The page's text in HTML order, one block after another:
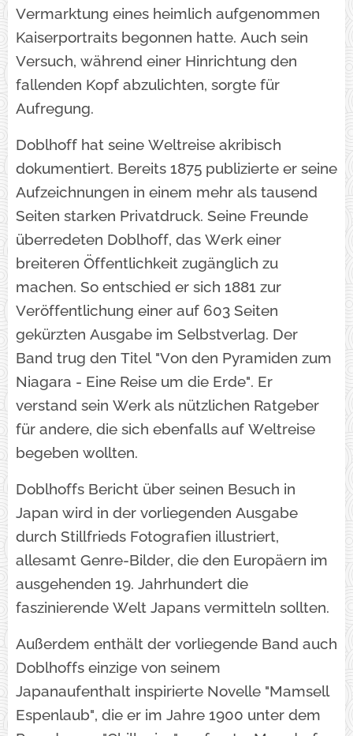
Vermarktung eines heimlich aufgenommen
Kaiserportraits begonnen hatte. Auch sein
Versuch, während einer Hinrichtung den
fallenden Kopf abzulichten, sorgte für
Aufregung.
Doblhoff hat seine Weltreise akribisch
dokumentiert. Bereits 1875 publizierte er seine
Aufzeichnungen in einem mehr als tausend
Seiten starken Privatdruck. Seine Freunde
überredeten Doblhoff, das Werk einer
breiteren Öffentlichkeit zugänglich zu
machen. So entschied er sich 1881 zur
Veröffentlichung einer auf 603 Seiten
gekürzten Ausgabe im Selbstverlag. Der
Band trug den Titel "Von den Pyramiden zum
Niagara - Eine Reise um die Erde". Er
verstand sein Werk als nützlichen Ratgeber
für andere, die sich ebenfalls auf Weltreise
begeben wollten.
Doblhoffs Bericht über seinen Besuch in
Japan wird in der vorliegenden Ausgabe
durch Stillfrieds Fotografien illustriert,
allesamt Genre-Bilder, die den Europäern im
ausgehenden 19. Jahrhundert die
faszinierende Welt Japans vermitteln sollten.
Außerdem enthält der vorliegende Band auch
Doblhoffs einzige von seinem
Japanaufenthalt inspirierte Novelle "Mamsell
Espenlaub", die er im Jahre 1900 unter dem